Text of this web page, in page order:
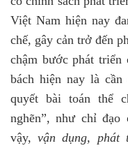
Việt Nam hiện nay
chế, gây cản trở đến
chậm bước phát triển
bách hiện nay là
quyết bài toán thể
nghẽn”, như chỉ
vậy,vận dụng,